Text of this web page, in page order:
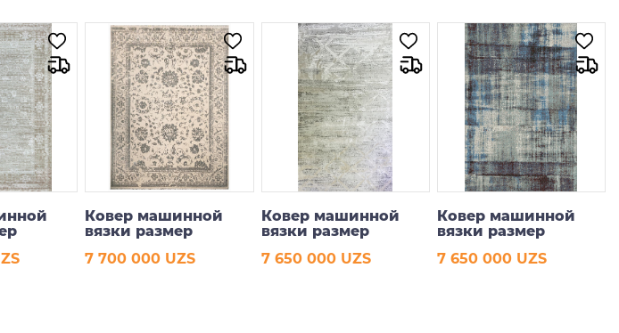
В корзину В корзину В корзину
Ковер машинной
вязки размер
7 700 000 UZS
Ковер машинной
вязки размер
7 650 000 UZS
Ковер машинной
вязки размер
7 650 000 UZS